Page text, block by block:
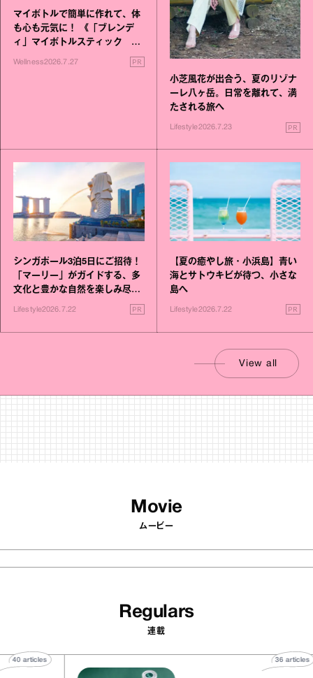
マイボトルで簡単に作れて、体
も心も元気に！ 《「ブレンデ
ィ」マイボトルスティック い
いこと毎日》シリーズが誕生
Wellness2026.7.27 PR
小芝風花が出合う、夏のリゾナ
ーレ八ヶ岳。日常を離れて、満
たされる旅へ
Lifestyle2026.7.23 PR
シンガポール3泊5日にご招待！
「マーリー」がガイドする、多
文化と豊かな自然を楽しみ尽く
Lifestyle2026.7.22 PR
【夏の癒やし旅・小浜島】青い
海とサトウキビが待つ、小さな
島へ
Lifestyle2026.7.22 PR
View all
Movie
ムービー
Regulars
連載
40 articles 36